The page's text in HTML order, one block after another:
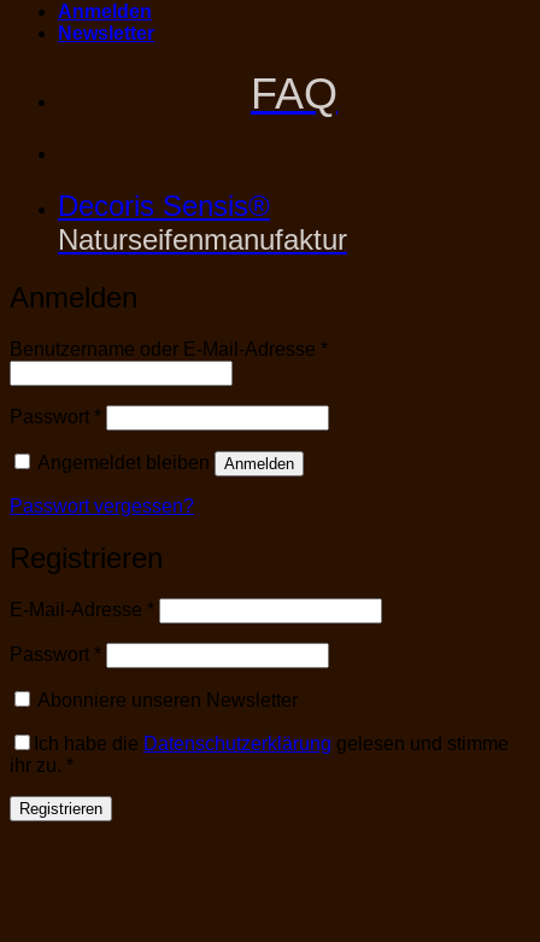
Anmelden
Newsletter
FAQ
Decoris Sensis®
Naturseifenmanufaktur
Anmelden
Benutzername oder E-Mail-Adresse *Erforderlich
Passwort *Erforderlich
Angemeldet bleiben Anmelden
Passwort vergessen?
Registrieren
E-Mail-Adresse *Erforderlich
Passwort *Erforderlich
Abonniere unseren Newsletter
Ich habe die Datenschutzerklärung gelesen und stimme
ihr zu. *
Registrieren